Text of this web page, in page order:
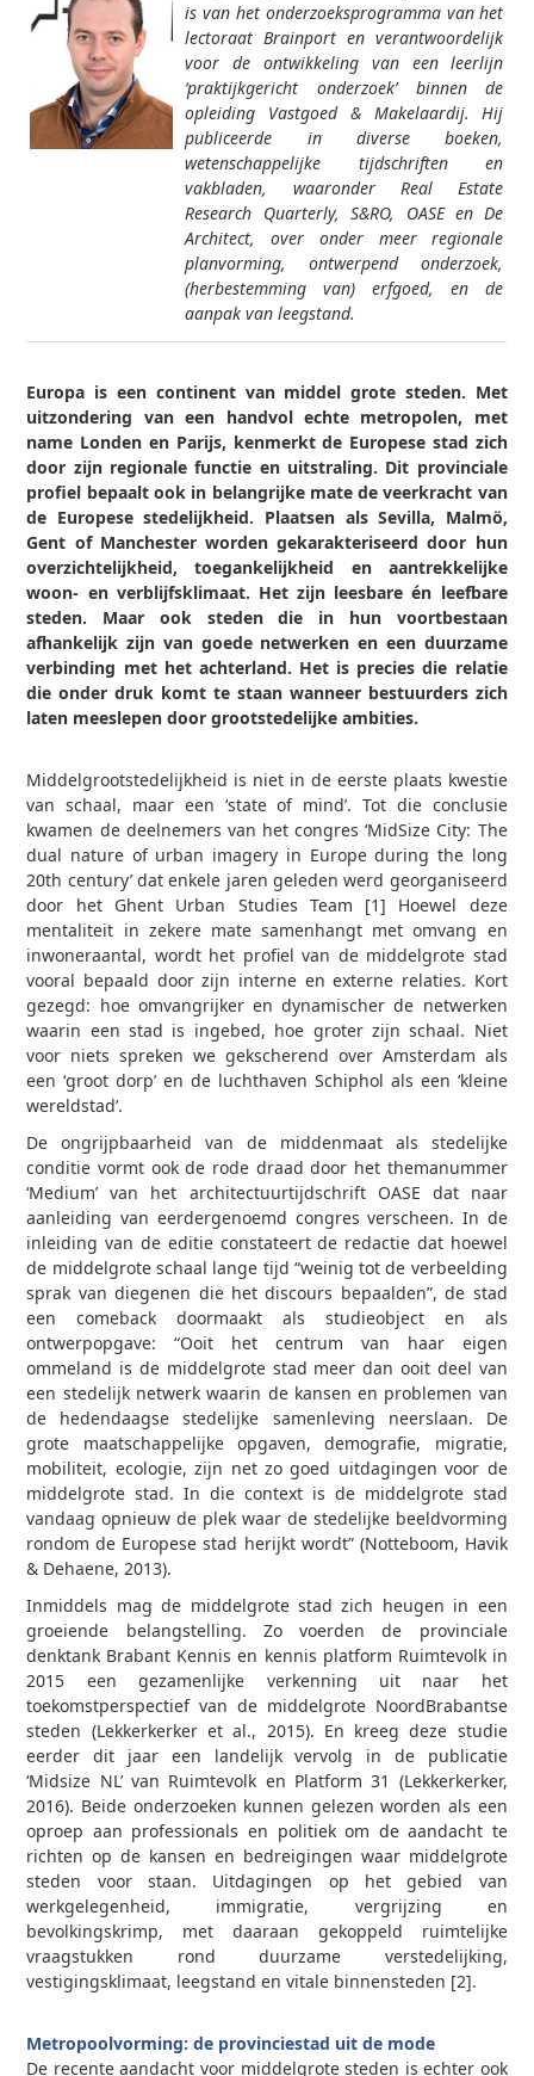
is van het onderzoeksprogramma van het
lectoraat Brainport en verantwoordelijk
voor de ontwikkeling van een leerlijn
‘praktijkgericht onderzoek’ binnen de
opleiding Vastgoed & Makelaardij. Hij
publiceerde in diverse boeken,
wetenschappelijke tijdschriften en
vakbladen, waaronder Real Estate
Research Quarterly, S&RO, OASE enDe
Architect, over onder meer regionale
planvorming, ontwerpend onderzoek,
(herbestemming van) erfgoed, en de
aanpak van leegstand.
Europa is een continent van middel­ grote steden. Met
uitzondering van een handvol echte metropolen, met
name Londen en Parijs, kenmerkt de Europese stad zich
door zijn regionale functie en uitstraling. Dit provinciale
profiel bepaalt ook in belangrijke mate de veerkracht van
de Europese stedelijkheid. Plaatsen als Sevilla, Malmö,
Gent of Manchester worden gekarakteriseerd door hun
overzichte­lijkheid, toegankelijkheid en aantrek­kelijke
woon­- en verblijfsklimaat. Het zijn leesbare én leefbare
steden. Maar ook steden die in hun voort­bestaan
afhankelijk zijn van goede netwerken en een duurzame
verbinding met het achterland. Het is precies die relatie
die onder druk komt te staan wanneer bestuurders zich
laten meeslepen door grootstedelijke ambities.
Middelgrootstedelijkheid is niet in de eerste plaats kwestie
van schaal, maar een ‘state of mind’. Tot die conclusie
kwamen de deelnemers van het congres ‘Mid­Size City: The
dual nature of urban imagery in Europe during the long
20th century’ dat enkele jaren geleden werd georganiseerd
door het Ghent Urban Studies Team [1] Hoewel deze
mentaliteit in zekere mate samenhangt met omvang en
inwoneraantal, wordt het profiel van de middelgrote stad
vooral bepaald door zijn interne en externe relaties. Kort
gezegd: hoe omvangrijker en dynamischer de netwerken
waarin een stad is ingebed, hoe groter zijn schaal. Niet
voor niets spreken we gekscherend over Amsterdam als
een ‘groot dorp’ en de luchthaven Schiphol als een ‘kleine
wereldstad’.
De ongrijpbaarheid van de middenmaat als stedelijke
conditie vormt ook de rode draad door het thema­nummer
‘Medium’ van het architectuurtijdschrift OASE dat naar
aanleiding van eerdergenoemd congres verscheen. In de
inleiding van de editie constateert de redactie dat hoewel
de middelgrote schaal lange tijd “weinig tot de verbeelding
sprak van diegenen die het discours bepaalden”, de stad
een comeback doormaakt als studieobject en als
ontwerpopgave: “Ooit het centrum van haar eigen
ommeland is de middelgrote stad meer dan ooit deel van
een stedelijk netwerk waarin de kansen en problemen van
de hedendaagse stedelijke samenleving neerslaan. De
grote maatschappelijke opgaven, demografie, migratie,
mobiliteit, ecologie, zijn net zo goed uitdagingen voor de
middelgrote stad. In die context is de middelgrote stad
vandaag opnieuw de plek waar de stedelijke beeldvorming
rondom de Europese stad herijkt wordt” (Notteboom, Havik
& Dehaene, 2013).
Inmiddels mag de middelgrote stad zich heugen in een
groeiende belangstelling. Zo voerden de provinciale
denktank Brabant Kennis en kennis­ platform Ruimtevolk in
2015 een gezamenlijke verkenning uit naar het
toekomstperspectief van de middelgrote Noord­Brabantse
steden (Lekkerkerker et al., 2015). En kreeg deze studie
eerder dit jaar een landelijk vervolg in de publicatie
‘Midsize NL’ van Ruimtevolk en Platform 31 (Lekkerkerker,
2016). Beide onderzoeken kunnen gelezen worden als een
oproep aan professionals en politiek om de aandacht te
richten op de kansen en bedreigingen waar middelgrote
steden voor staan. Uitdagingen op het gebied van
werkgelegenheid, immigratie, vergrijzing en
bevolkingskrimp, met daaraan gekoppeld ruimtelijke
vraagstukken rond duurzame verstedelijking,
vestigingsklimaat, leegstand en vitale binnensteden [2].
Metropoolvorming: de provinciestad uit de mode
De recente aandacht voor middelgrote steden is echter ook